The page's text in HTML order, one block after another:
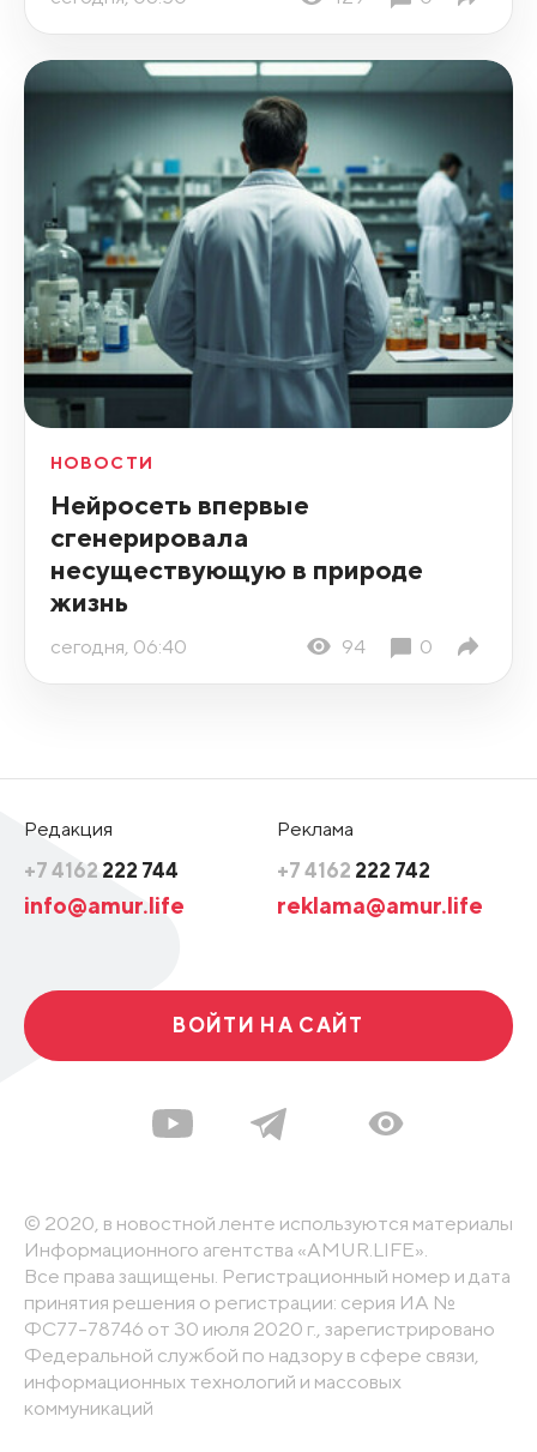
НОВОСТИ
Нейросеть впервые
сгенерировала
несуществующую в природе
жизнь
сегодня, 06:40 94 0
Редакция
+7 4162 222 744
info@amur.life
Реклама
+7 4162 222 742
reklama@amur.life
ВОЙТИ НА САЙТ
© 2020, в новостной ленте используются материалы
Информационного агентства «AMUR.LIFE».
Все права защищены. Регистрационный номер и дата
принятия решения о регистрации: серия ИА №
ФС77-78746 от 30 июля 2020 г., зарегистрировано
Федеральной службой по надзору в сфере связи,
информационных технологий и массовых
коммуникаций